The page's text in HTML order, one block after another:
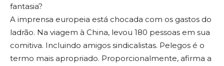
fantasia?
A imprensa europeia está chocada com os gastos do
ladrão. Na viagem à China, levou 180 pessoas em sua
comitiva. Incluindo amigos sindicalistas. Pelegos é o
termo mais apropriado. Proporcionalmente, afirma a